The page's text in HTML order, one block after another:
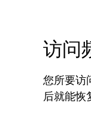
访问
您所要访
后就能恢